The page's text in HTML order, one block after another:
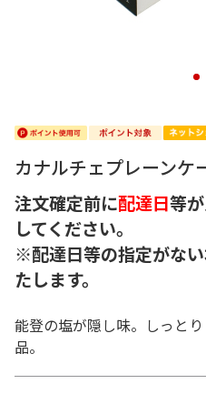
1
カナルチェプレーンケ
注文確定前に配達日等
してください。
※配達日等の指定がな
たします。
能登の塩が隠し味。しっと
品。